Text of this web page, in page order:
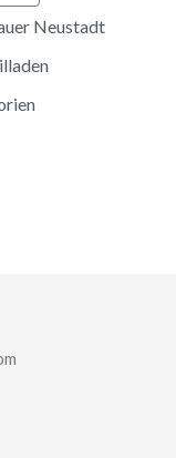
Neustadt